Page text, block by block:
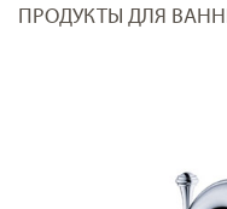
ПРОДУКТЫ ДЛЯ